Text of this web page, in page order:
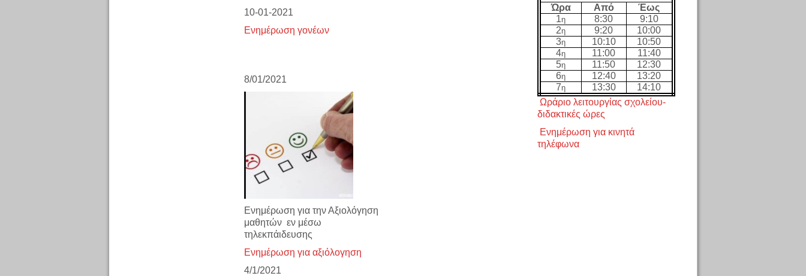
10-01-2021
Ενημέρωση γονέων
8/01/2021
Ενημέρωση για την Αξιολόγηση
μαθητών εν μέσω
τηλεκπάιδευσης
Ενημέρωση για αξιόλογηση
4/1/2021
Ώρα
Από
Έως
1η 8:30
9:10
2η 9:20
10:00
3η 10:10
10:50
4η 11:00
11:40
5η 11:50
12:30
6η 12:40
13:20
7η 13:30
14:10
Ωράριο λειτουργίας σχολείου-
διδακτικές ώρες
Ενημέρωση για κινητά
τηλέφωνα